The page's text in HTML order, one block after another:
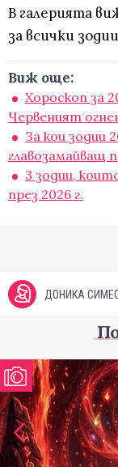
В галерията
за всички
Виж още:
Хороскоп за
Червеният
За кои зодии
главозамайващ
3 зодии,
през 2026 г.
ДОНИКА